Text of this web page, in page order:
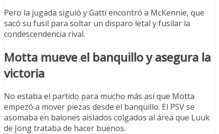
Pero la jugada siguió y Gatti encontró a McKennie, que
sacó su fusil para soltar un disparo letal y fusilar la
condescendencia rival.
Motta mueve el banquillo y asegura la
victoria
No estaba el partido para mucho más así que Motta
empezó a mover piezas desde el banquillo. El PSV se
asomaba en balones aislados colgados al área que Luuk
de Jong trataba de hacer buenos.